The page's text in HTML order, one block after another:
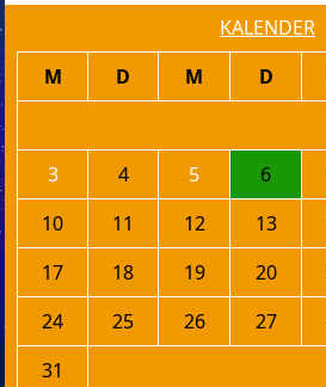
KALENDER
M D M D
3
4 5 6
10
11 12 13
17
18 19 20
24
25 26 27
31